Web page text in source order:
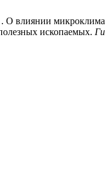
О влиянии
ископаемых.